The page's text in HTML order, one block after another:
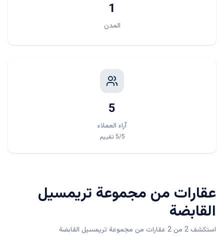
1
المدن
5
آراء العملاء
5/5 تقييم
عقارات من مجموعة تريمسيل
القابضة
استكشف 2 من 2 عقارات من مجموعة تريمسيل القابضة